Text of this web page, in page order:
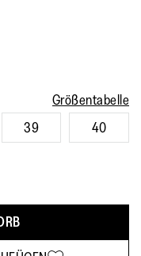
Größentabelle
39 40